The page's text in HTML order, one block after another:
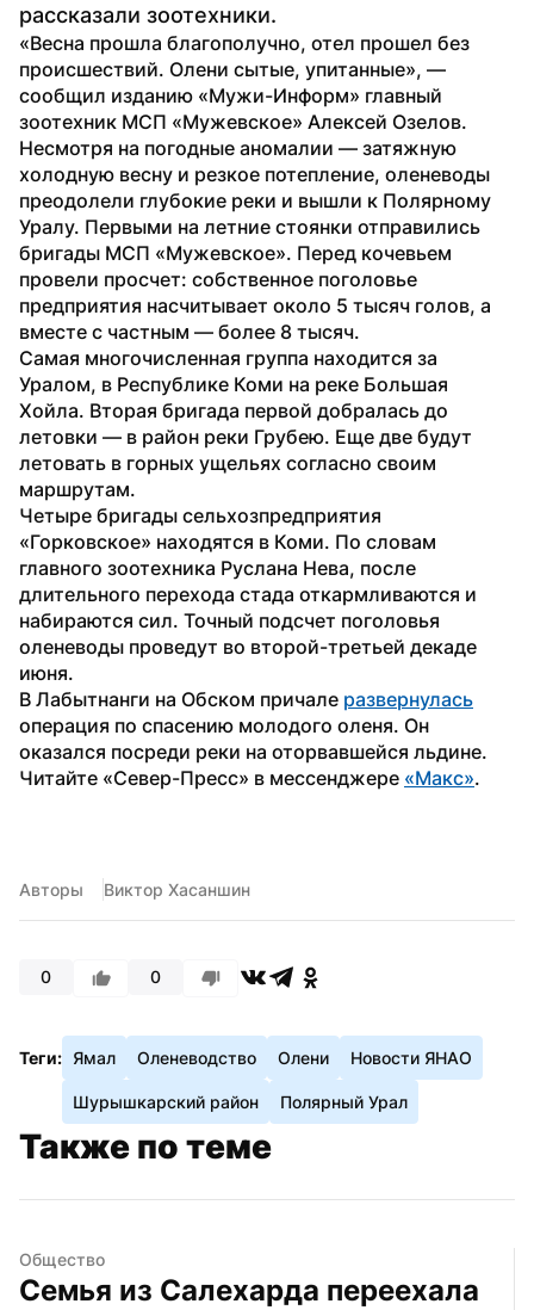
рассказали зоотехники.
«Весна прошла благополучно, отел прошел без
происшествий. Олени сытые, упитанные», —
сообщил изданию «Мужи-Информ» главный
зоотехник МСП «Мужевское» Алексей Озелов.
Несмотря на погодные аномалии — затяжную
холодную весну и резкое потепление, оленеводы
преодолели глубокие реки и вышли к Полярному
Уралу. Первыми на летние стоянки отправились
бригады МСП «Мужевское». Перед кочевьем
провели просчет: собственное поголовье
предприятия насчитывает около 5 тысяч голов, а
вместе с частным — более 8 тысяч.
Самая многочисленная группа находится за
Уралом, в Республике Коми на реке Большая
Хойла. Вторая бригада первой добралась до
летовки — в район реки Грубею. Еще две будут
летовать в горных ущельях согласно своим
маршрутам.
Четыре бригады сельхозпредприятия
«Горковское» находятся в Коми. По словам
главного зоотехника Руслана Нева, после
длительного перехода стада откармливаются и
набираются сил. Точный подсчет поголовья
оленеводы проведут во второй-третьей декаде
июня.
В Лабытнанги на Обском причале развернулась
операция по спасению молодого оленя. Он
оказался посреди реки на оторвавшейся льдине.
Читайте «Север-Пресс» в мессенджере «Макс».
Авторы Виктор Хасаншин
0 0
Теги: Ямал Оленеводство Олени Новости ЯНАО
Шурышкарский район Полярный Урал
Также по теме
Общество
Семья из Салехарда переехала